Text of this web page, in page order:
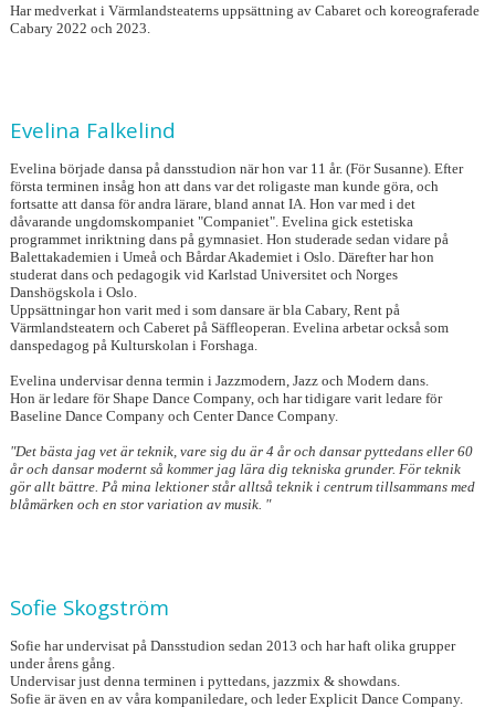
Har medverkat i Värmlandsteaterns uppsättning av Cabaret och koreograferade
Cabary 2022 och 2023.
Evelina Falkelind
Evelina började dansa på dansstudion när hon var 11 år. (För Susanne). Efter
första terminen insåg hon att dans var det roligaste man kunde göra, och
fortsatte att dansa för andra lärare, bland annat IA. Hon var med i det
dåvarande ungdomskompaniet "Companiet". Evelina gick estetiska
programmet inriktning dans på gymnasiet. Hon studerade sedan vidare på
Balettakademien i Umeå och Bårdar Akademiet i Oslo. Därefter har hon
studerat dans och pedagogik vid Karlstad Universitet och Norges
Danshögskola i Oslo.
Uppsättningar hon varit med i som dansare är bla Cabary, Rent på
Värmlandsteatern och Caberet på Säffleoperan. Evelina arbetar också som
danspedagog på Kulturskolan i Forshaga.
Evelina undervisar denna termin i Jazzmodern, Jazz och Modern dans.
Hon är ledare för Shape Dance Company, och har tidigare varit ledare för
Baseline Dance Company och Center Dance Company.
"Det bästa jag vet är teknik, vare sig du är 4 år och dansar pyttedans eller 60
år och dansar modernt så kommer jag lära dig tekniska grunder. För teknik
gör allt bättre. På mina lektioner står alltså teknik i centrum tillsammans med
blåmärken och en stor variation av musik. "
Sofie Skogström
Sofie har undervisat på Dansstudion sedan 2013 och har haft olika grupper
under årens gång.
Undervisar just denna terminen i pyttedans, jazzmix & showdans.
Sofie är även en av våra kompaniledare, och leder Explicit Dance Company.